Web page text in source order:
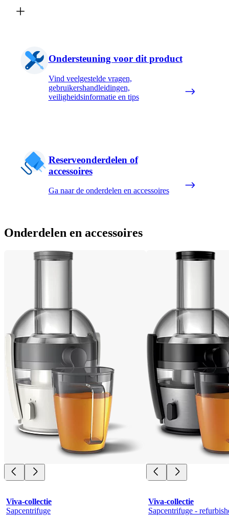
Ondersteuning voor dit product
Vind veelgestelde vragen,
gebruikershandleidingen,
veiligheidsinformatie en tips
Reserveonderdelen of
accessoires
Ga naar de onderdelen en accessoires
Onderdelen en accessoires
Viva-collectie
Sapcentrifuge
Viva-collectie
Sapcentrifuge -